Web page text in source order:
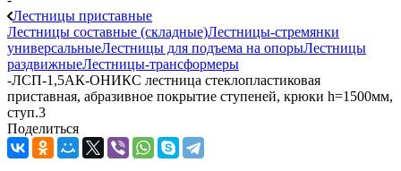
Лестницы приставные
Лестницы составные (складные)Лестницы-стремянки
универсальныеЛестницы для подъема на опорыЛестницы
раздвижныеЛестницы-трансформеры
-ЛСП-1,5АК-ОНИКС лестница стеклопластиковая
приставная, абразивное покрытие ступеней, крюки h=1500мм,
ступ.3
Поделиться